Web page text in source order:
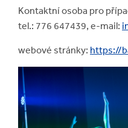
Kontaktní osoba pro
tel.: 776 647439, e-mail:
webové stránky: https://